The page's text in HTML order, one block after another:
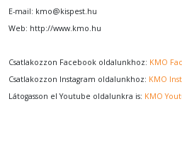
E-mail: kmo@kispest.hu
Web: http://www.kmo.hu
Csatlakozzon Facebook oldalunkhoz: KMO
Csatlakozzon Instagram oldalunkhoz: KMO
Látogasson el Youtube oldalunkra is: KMO